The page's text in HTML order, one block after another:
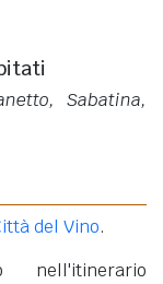
Sabatina,
del Vino.